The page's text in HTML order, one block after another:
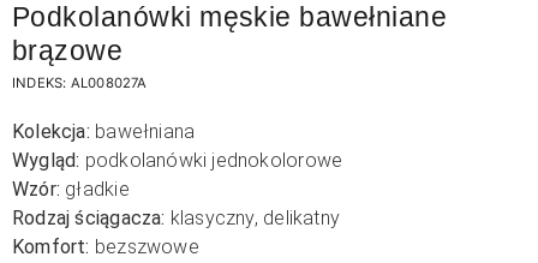
Podkolanówki męskie bawełniane
brązowe
INDEKS: AL008027A
Kolekcja: bawełniana
Wygląd: podkolanówki jednokolorowe
Wzór: gładkie
Rodzaj ściągacza: klasyczny, delikatny
Komfort: bezszwowe